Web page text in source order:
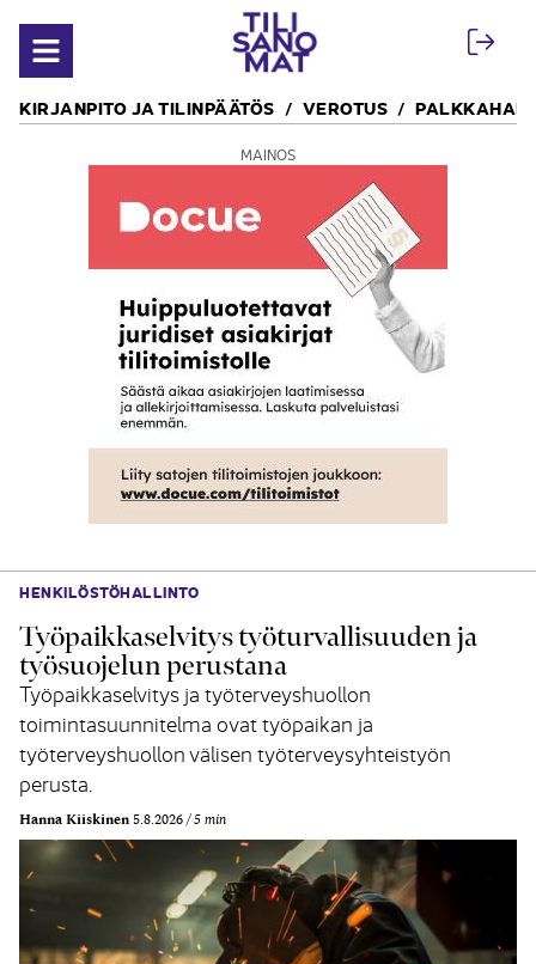
Avaa valikko
KIRJANPITO JA TILINPÄÄTÖS VEROTUS
MAINOS
HENKILÖSTÖHALLINTO
Työpaikkaselvitys työturvallisuuden ja
työsuojelun perustana
Työpaikkaselvitys ja työterveyshuollon
toimintasuunnitelma ovat työpaikan ja
työterveyshuollon välisen työterveysyhteistyön
perusta.
Hanna Kiiskinen 5.8.2026 5 min